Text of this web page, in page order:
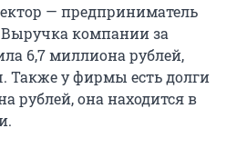
— предприниматель
компании за
6,7 миллиона рублей,
Также у фирмы есть долги
рублей, она находится в